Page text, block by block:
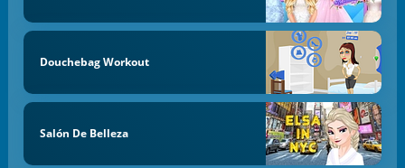
Douchebag Workout
Salón De Belleza